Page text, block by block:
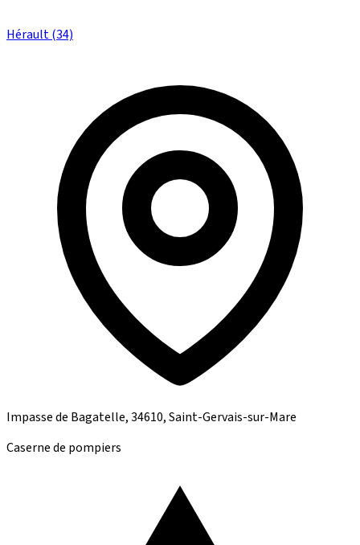
Hérault (34)
Impasse de Bagatelle, 34610, Saint-Gervais-sur-Mare
Caserne de pompiers